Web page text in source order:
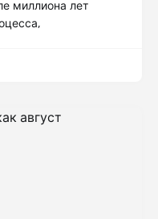
миллиона лет